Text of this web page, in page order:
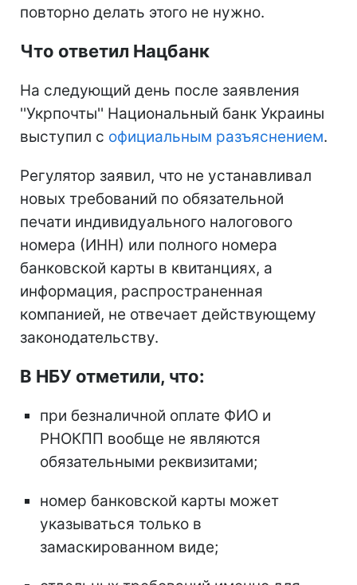
повторно делать этого не нужно.
Что ответил Нацбанк
На следующий день после заявления
''Укрпочты'' Национальный банк Украины
выступил с официальным разъяснением.
Регулятор заявил, что не устанавливал
новых требований по обязательной
печати индивидуального налогового
номера (ИНН) или полного номера
банковской карты в квитанциях, а
информация, распространенная
компанией, не отвечает действующему
законодательству.
В НБУ отметили, что:
при безналичной оплате ФИО и
РНОКПП вообще не являются
обязательными реквизитами;
номер банковской карты может
указываться только в
замаскированном виде;